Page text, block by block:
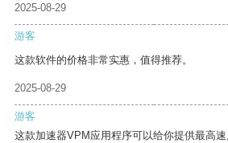
2025-08-29
游客
这款软件的价格非常实惠，值得推荐。
2025-08-29
游客
这款加速器VPM应用程序可以给你提供最高